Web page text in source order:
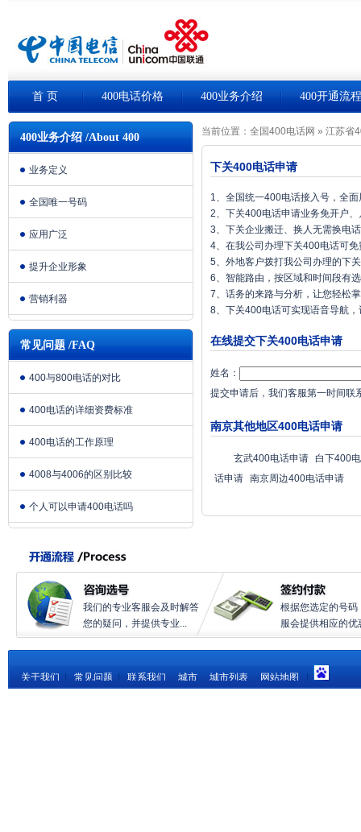
首 页 400电话价格 400业务介绍 400开通流程
400业务介绍 /About 400
业务定义
全国唯一号码
应用广泛
提升企业形象
营销利器
常见问题 /FAQ
400与800电话的对比
400电话的详细资费标准
400电话的工作原理
4008与4006的区别比较
个人可以申请400电话吗
当前位置： 全国400电话网 » 江苏省
下关400电话申请
1、全国统一400电话接入号，全
2、下关400电话申请业务免开户
3、下关企业搬迁、换人无需换电
4、在我公司办理下关400电话可
5、外地客户拨打我公司办理的下
6、智能路由，按区域和时间段有
7、话务的来路与分析，让您轻松
8、下关400电话可实现语音导航
在线提交下关400电话申请
姓名：
提交申请后，我们客服第一时间联
南京其他地区400电话申请
玄武400电话申请
白下400
话申请 南京周边400电话申请
我们的专业客服会及时解答
您的疑问，并提供专业...
根据您选定的号码
服会提供相应的优
关于我们 常见问题 联系我们 城市 城市列表 网站地图